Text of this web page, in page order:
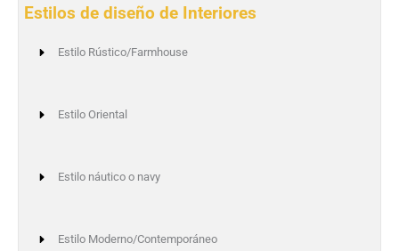
Estilos de diseño de Interiores
Estilo Rústico/Farmhouse
Estilo Oriental
Estilo náutico o navy
Estilo Moderno/Contemporáneo